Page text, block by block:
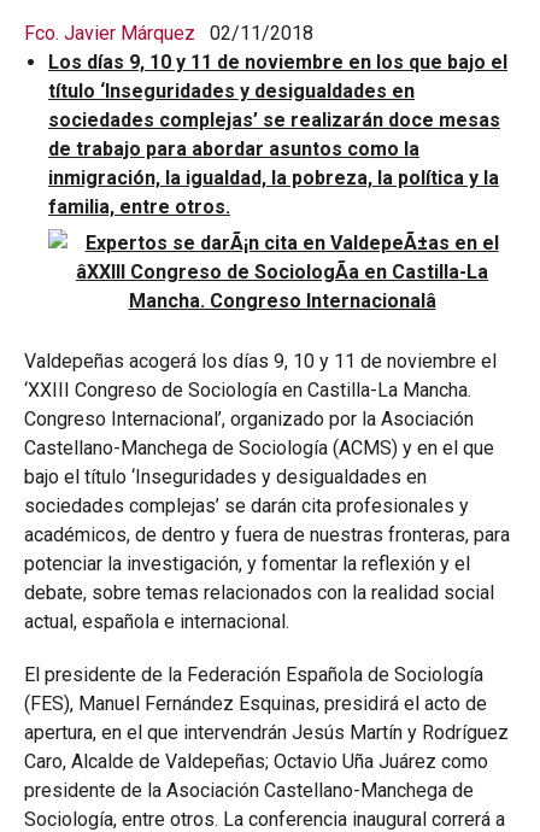
Fco. Javier Márquez 02/11/2018
Los días 9, 10 y 11 de noviembre en los que bajo el
título ‘Inseguridades y desigualdades en
sociedades complejas’ se realizarán doce mesas
de trabajo para abordar asuntos como la
inmigración, la igualdad, la pobreza, la política y la
familia, entre otros.
Valdepeñas acogerá los días 9, 10 y 11 de noviembre el
‘XXIII Congreso de Sociología en Castilla-La Mancha.
Congreso Internacional’, organizado por la Asociación
Castellano-Manchega de Sociología (ACMS) y en el que
bajo el título ‘Inseguridades y desigualdades en
sociedades complejas’ se darán cita profesionales y
académicos, de dentro y fuera de nuestras fronteras, para
potenciar la investigación, y fomentar la reflexión y el
debate, sobre temas relacionados con la realidad social
actual, española e internacional.
El presidente de la Federación Española de Sociología
(FES), Manuel Fernández Esquinas, presidirá el acto de
apertura, en el que intervendrán Jesús Martín y Rodríguez
Caro, Alcalde de Valdepeñas; Octavio Uña Juárez como
presidente de la Asociación Castellano-Manchega de
Sociología, entre otros. La conferencia inaugural correrá a